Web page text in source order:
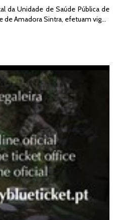
da Unidade de Saúde Pública de
de Amadora Sintra, efetuam vig…